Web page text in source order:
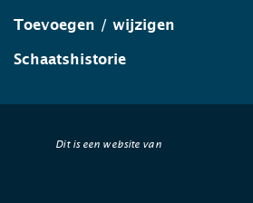
Toevoegen / wijzigen
Schaatshistorie
Dit is een website van